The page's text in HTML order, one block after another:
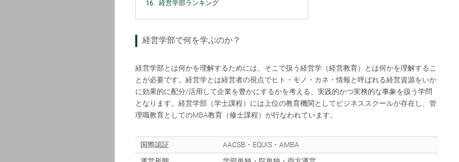
経営学部ランキング
経営学部で何を学ぶのか？
経営学部とは何かを理解するためには、そこで扱う経営学（経営教育）とは何かを理解するこ
とが必要です。経営学とは経営者の視点でヒト・モノ・カネ・情報と呼ばれる経営資源をいか
に効果的に配分/活用して企業を豊かにするかを考える、実践的かつ実務的な事象を扱う学問
となります。経営学部（学士課程）には上位の教育機関としてビジネススクールが存在し、管
理職教育としてのMBA教育（修士課程）が行なわれています。
国際認証
AACSB・EQUIS・AMBA